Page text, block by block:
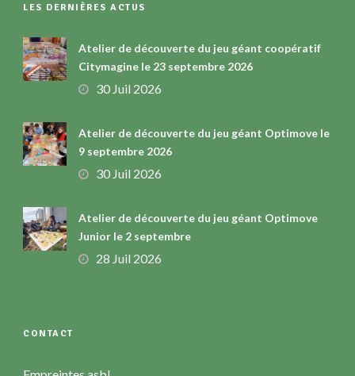
LES DERNIÈRES ACTUS
Atelier de découverte du jeu géant coopératif
Citymagine le 23 septembre 2026
30 Juil 2026
Atelier de découverte du jeu géant Optimove le
9 septembre 2026
30 Juil 2026
Atelier de découverte du jeu géant Optimove
Junior le 2 septembre
28 Juil 2026
CONTACT